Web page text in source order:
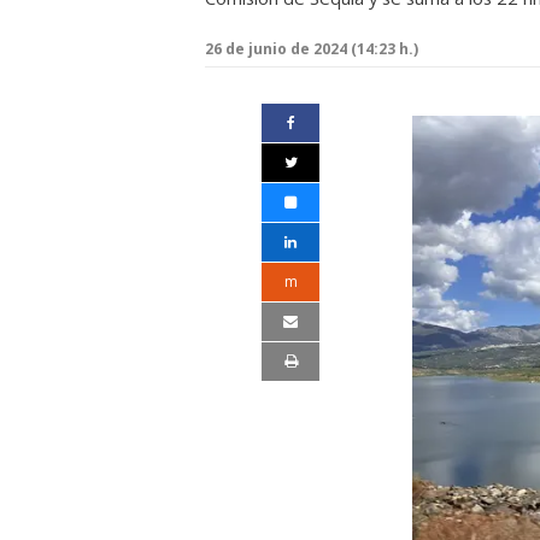
26 de junio de 2024 (14:23 h.)
m